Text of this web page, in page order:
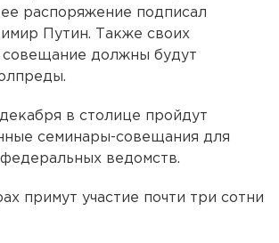
распоряжение подписал
Путин. Также своих
совещание должны будут
в столице пройдут
семинары-совещания для
ведомств.
примут участие почти три сотни